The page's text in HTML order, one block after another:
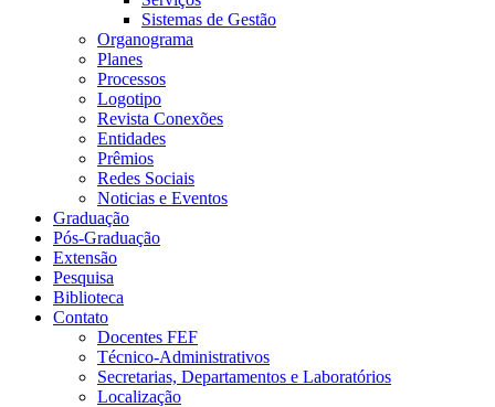
Sistemas de Gestão
Organograma
Planes
Processos
Logotipo
Revista Conexões
Entidades
Prêmios
Redes Sociais
Noticias e Eventos
Graduação
Pós-Graduação
Extensão
Pesquisa
Biblioteca
Contato
Docentes FEF
Técnico-Administrativos
Secretarias, Departamentos e Laboratórios
Localização